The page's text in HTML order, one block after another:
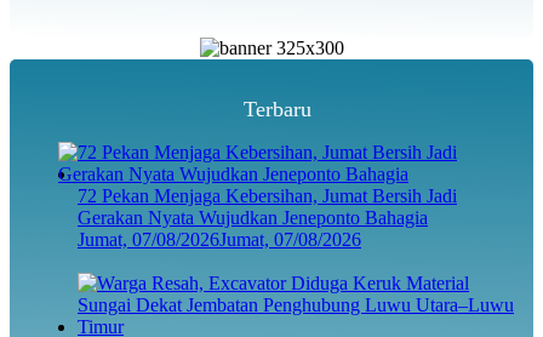
Terbaru
72 Pekan Menjaga Kebersihan, Jumat Bersih Jadi
Gerakan Nyata Wujudkan Jeneponto Bahagia
Jumat, 07/08/2026Jumat, 07/08/2026